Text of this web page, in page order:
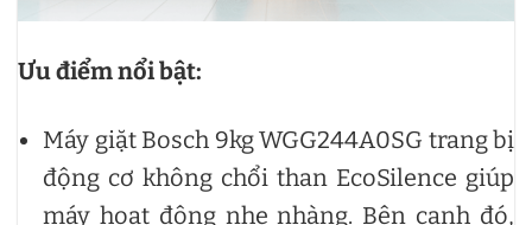
Ưu điểm nổi bật:
Máy giặt Bosch 9kg WGG244A0SG trang bị
động cơ không chổi than EcoSilence giúp
máy hoạt động nhẹ nhàng. Bên cạnh đó,